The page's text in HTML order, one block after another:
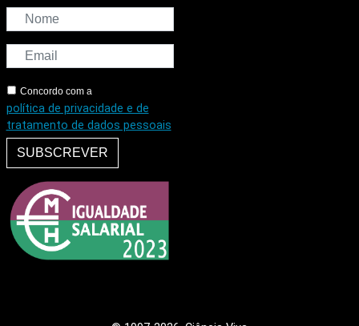
Concordo com a
política de privacidade e de
tratamento de dados pessoais
SUBSCREVER